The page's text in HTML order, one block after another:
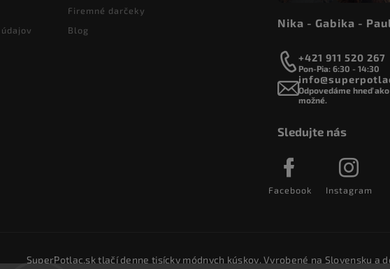
Firemné darčeky
Blog
Nika - Gabika -
+421 911 520 267
Pon-Pia: 6:30 - 14:30
Odpovedáme hneď
možné.
Sledujte nás
Facebook Instagram
SuperPotlac.sk tlačí denne tisícky módnych kúskov. Vyrobené na Slovensku a